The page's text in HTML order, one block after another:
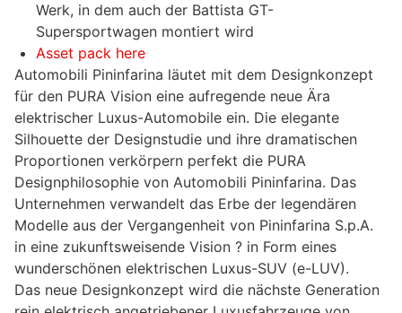
Werk, in dem auch der Battista GT-
Supersportwagen montiert wird
Asset pack here
Automobili Pininfarina läutet mit dem Designkonzept
für den PURA Vision eine aufregende neue Ära
elektrischer Luxus-Automobile ein. Die elegante
Silhouette der Designstudie und ihre dramatischen
Proportionen verkörpern perfekt die PURA
Designphilosophie von Automobili Pininfarina. Das
Unternehmen verwandelt das Erbe der legendären
Modelle aus der Vergangenheit von Pininfarina S.p.A.
in eine zukunftsweisende Vision ? in Form eines
wunderschönen elektrischen Luxus-SUV (e-LUV).
Das neue Designkonzept wird die nächste Generation